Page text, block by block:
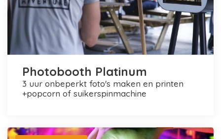
Photobooth Platinum
3 uur onbeperkt foto's maken en printen
+popcorn of suikerspinmachine